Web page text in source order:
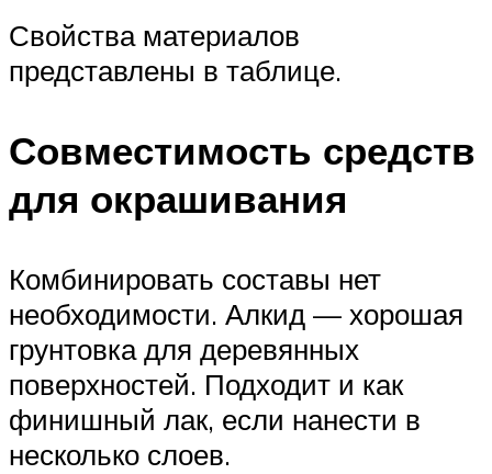
Свойства материалов
представлены в таблице.
Совместимость средств
для окрашивания
Комбинировать составы нет
необходимости. Алкид — хорошая
грунтовка для деревянных
поверхностей. Подходит и как
финишный лак, если нанести в
несколько слоев.